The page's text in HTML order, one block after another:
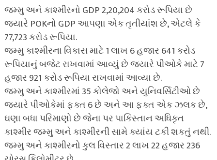
જમ્મુ અને કાશ્મીરનો GDP 2,20,204 કરોડ રૂપિયા છે
જ્યારે POKનો GDP આપણા એક તૃતીયાંશ છે, એટલે કે
77,723 કરોડ રૂપિયા.
જમ્મુ કાશ્મીરના વિકાસ માટે 1 લાખ 6 હજાર 641 કરોડ
રૂપિયાનું બજેટ રાખવામાં આવ્યું છે જ્યારે પીઓકે માટે 7
હજાર 921 કરોડ રૂપિયા રાખવામાં આવ્યા છે.
જમ્મુ અને કાશ્મીરમાં 35 કોલેજો અને યુનિવર્સિટીઓ છે
જ્યારે પીઓકેમાં ફક્ત 6 છે અને આ ફક્ત એક ઝલક છે,
ઘણા બધા પરિમાણો છે જેના પર પાકિસ્તાન અધિકૃત
કાશ્મીર જમ્મુ અને કાશ્મીરની સામે ક્યાંય ટકી શકતું નથી.
જમ્મુ અને કાશ્મીરનો કુલ વિસ્તાર 2 લાખ 22 હજાર 236